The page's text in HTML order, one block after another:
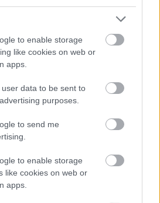
to enable storage
like cookies on web or
apps.
data to be sent to
purposes.
to send me
to enable storage
like cookies on web or
apps.